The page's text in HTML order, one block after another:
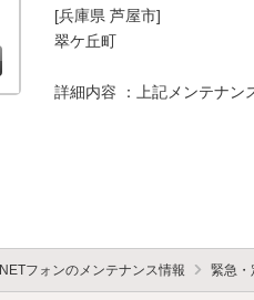
[兵庫県 芦屋市]
翠ケ丘町
詳細内容 ：上記メンテナン
フォンのメンテナンス情報 緊急・